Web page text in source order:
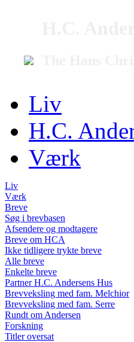
Liv
H.C.
Værk
Liv
Værk
Breve
Søg i brevbasen
Afsendere og modtagere
Breve om HCA
Ikke tidligere trykte breve
Alle breve
Enkelte breve
Partner H.C. Andersens Hus
Brevveksling med fam. Melchior
Brevveksling med fam. Serre
Rundt om Andersen
Forskning
Titler oversat